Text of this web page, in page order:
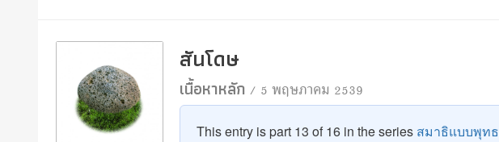
สันโดษ
เนื้อหาหลัก/ 5 พฤษภาคม 2539
This entry is part 13 of 16 in the series สมาธิแบบพุทธ